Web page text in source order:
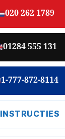
020 262 1789
01284 555 131
1-777-872-8114
INSTRUCTIES